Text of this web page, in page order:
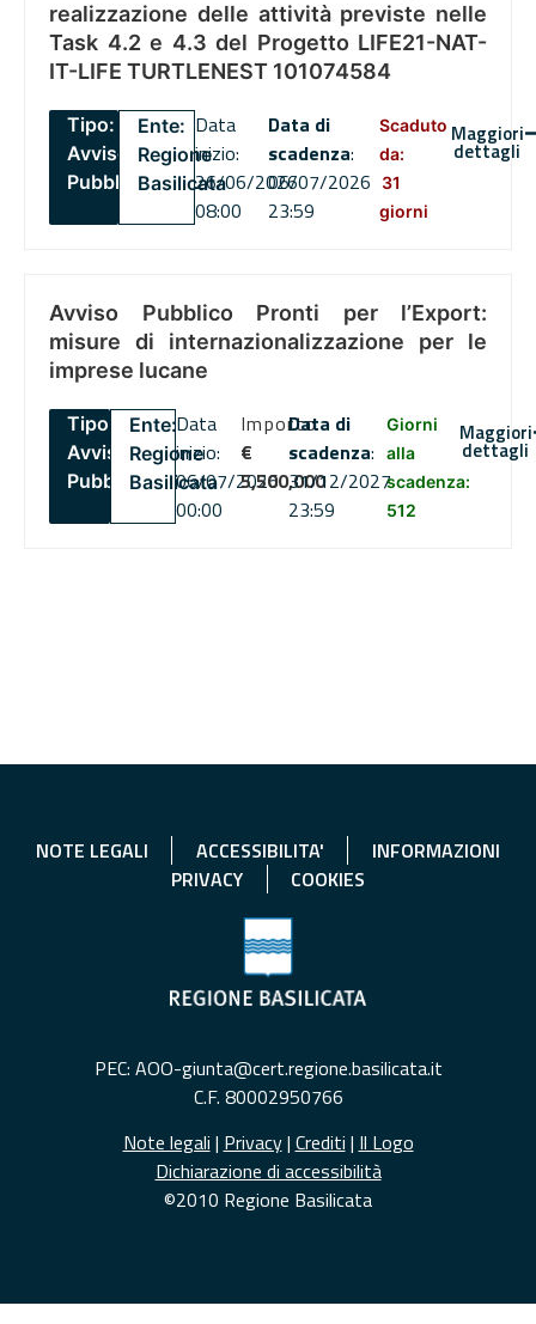
realizzazione delle attività previste nelle
Task 4.2 e 4.3 del Progetto LIFE21-NAT-
IT-LIFE TURTLENEST 101074584
Tipo:
Avviso
Pubblico
Ente:
Regione
Basilicata
Data
inizio:
26/06/2026
08:00
Data di
scadenza:
06/07/2026
23:59
Scaduto
da:
31
giorni
Maggiori
dettagli
Avviso Pubblico Pronti per l’Export:
misure di internazionalizzazione per le
imprese lucane
Tipo:
Avviso
Pubblico
Ente:
Regione
Basilicata
Data
inizio:
06/07/2026
00:00
Importo
€
5,500,000
Data di
scadenza:
31/12/2027
23:59
Giorni
alla
scadenza:
512
Maggiori
dettagli
NOTE LEGALI ACCESSIBILITA'
INFORMAZIONI
PRIVACY
COOKIES
PEC: AOO-giunta@cert.regione.basilicata.it
C.F. 80002950766
Note legali | Privacy| Crediti | Il Logo
Dichiarazione di accessibilità
©2010 Regione Basilicata